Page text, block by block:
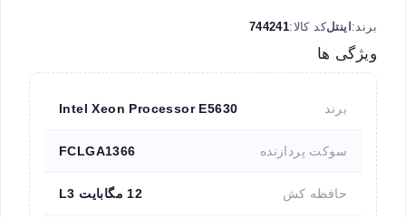
برند:اینتلکد کالا:744241
ویژگی ها
برند Intel Xeon Processor E5630
سوکت پردازنده FCLGA1366
حافظه کش 12 مگابایت L3